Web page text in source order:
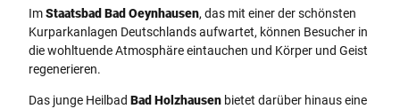
ImStaatsbad Bad Oeynhausen, das mit einer der schönsten
Kurparkanlagen Deutschlands aufwartet, können Besucher in
die wohltuende Atmosphäre eintauchen und Körper und Geist
regenerieren.
Das junge Heilbad Bad Holzhausen bietet darüber hinaus eine